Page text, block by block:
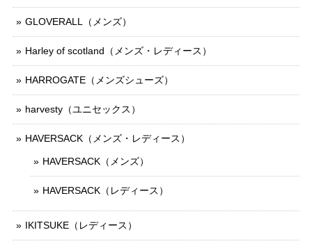
GLOVERALL（メンズ）
Harley of scotland（メンズ・レディース）
HARROGATE（メンズシューズ）
harvesty（ユニセックス）
HAVERSACK（メンズ・レディース）
HAVERSACK（メンズ）
HAVERSACK（レディース）
IKITSUKE（レディース）